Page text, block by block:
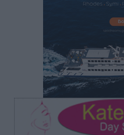
ο 8ος Γερμανός που
ιστιοφόρου
Τοπικές Ειδήσεις• πριν 14 ώρες
Ερώτηση στην
αλλεπάλληλες